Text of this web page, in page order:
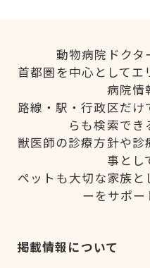
動物病院ドクタ
首都圏を中心として
病院情
路線・駅・行政区だ
らも検索でき
獣医師の診療方針や
事とし
ペットも大切な家族
ーをサポー
掲載情報について